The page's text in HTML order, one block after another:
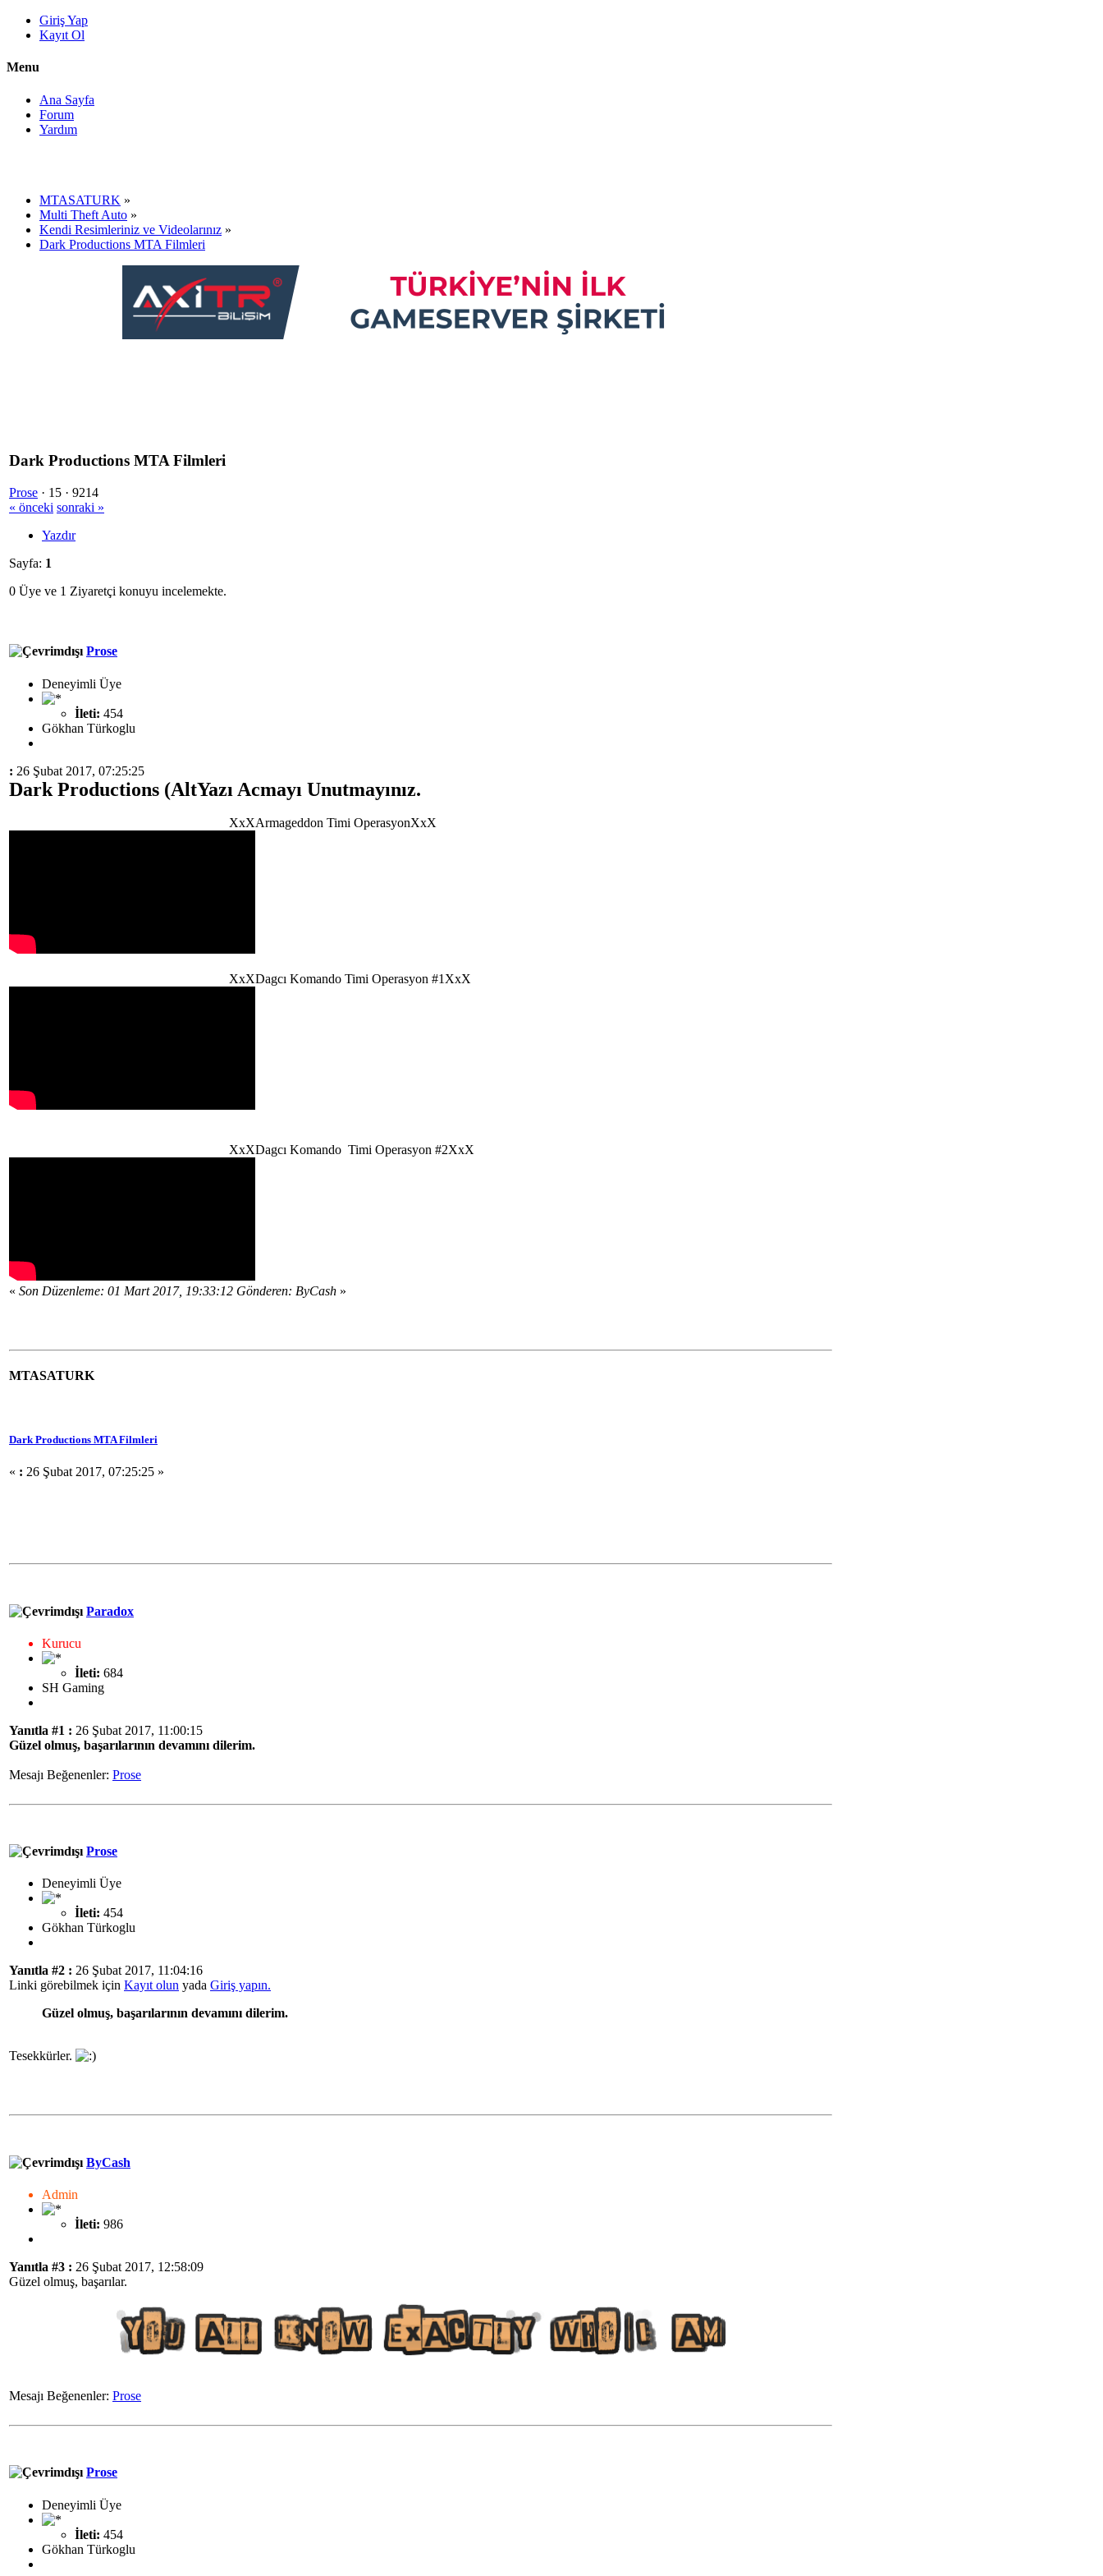
Giriş Yap
Kayıt Ol
Menu
Ana Sayfa
Forum
Yardım
MTASATURK »
Multi Theft Auto »
Kendi Resimleriniz ve Videolarınız »
Dark Productions MTA Filmleri
Dark Productions MTA Filmleri
Prose · 15 · 9214
« önceki sonraki »
Yazdır
Sayfa: 1
0 Üye ve 1 Ziyaretçi konuyu incelemekte.
Prose
Deneyimli Üye
İleti: 454
Gökhan Türkoglu
: 26 Şubat 2017, 07:25:25
Dark Productions (AltYazı Acmayı Unutmayınız.
XxXArmageddon Timi OperasyonXxX
XxXDagcı Komando Timi Operasyon #1XxX
XxXDagcı Komando Timi Operasyon #2XxX
« Son Düzenleme: 01 Mart 2017, 19:33:12 Gönderen: ByCash »
MTASATURK
Dark Productions MTA Filmleri
« : 26 Şubat 2017, 07:25:25 »
Paradox
Kurucu
İleti: 684
SH Gaming
Yanıtla #1 : 26 Şubat 2017, 11:00:15
Güzel olmuş, başarılarının devamını dilerim.
Mesajı Beğenenler: Prose
Prose
Deneyimli Üye
İleti: 454
Gökhan Türkoglu
Yanıtla #2 : 26 Şubat 2017, 11:04:16
Linki görebilmek için Kayıt olun yada Giriş yapın.
Güzel olmuş, başarılarının devamını dilerim.
Tesekkürler.
ByCash
Admin
İleti: 986
Yanıtla #3 : 26 Şubat 2017, 12:58:09
Güzel olmuş, başarılar.
Mesajı Beğenenler: Prose
Prose
Deneyimli Üye
İleti: 454
Gökhan Türkoglu